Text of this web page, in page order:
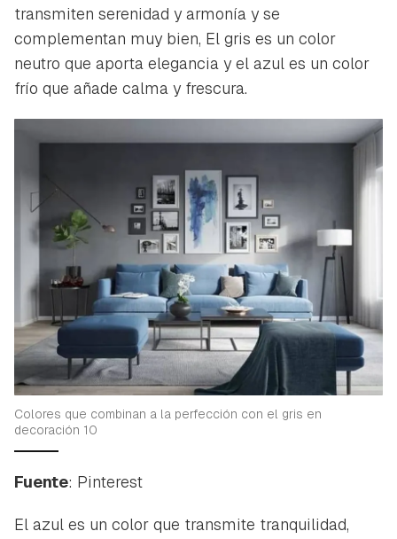
transmiten serenidad y armonía y se
complementan muy bien, El gris es un color
neutro que aporta elegancia y el azul es un color
frío que añade calma y frescura.
Colores que combinan a la perfección con el gris en
decoración 10
Fuente: Pinterest
El azul es un color que transmite tranquilidad,